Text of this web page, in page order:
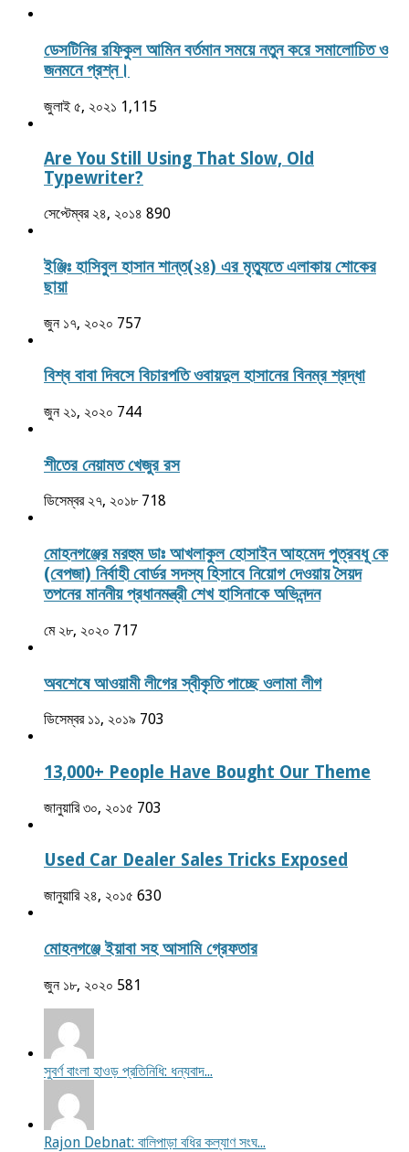
ডেসটিনির রফিকুল আমিন বর্তমান সময়ে নতুন করে সমালোচিত ও
জনমনে প্রশ্ন।
জুলাই ৫, ২০২১ 1,115
Are You Still Using That Slow, Old
Typewriter?
সেপ্টেম্বর ২৪, ২০১৪ 890
ইঞ্জিঃ হাসিবুল হাসান শান্ত(২৪) এর মৃত্যুতে এলাকায় শোকের
ছায়া
জুন ১৭, ২০২০ 757
বিশ্ব বাবা দিবসে বিচারপতি ওবায়দুল হাসানের বিনম্র শ্রদ্ধা
জুন ২১, ২০২০ 744
শীতের নেয়ামত খেজুর রস
ডিসেম্বর ২৭, ২০১৮ 718
মোহনগঞ্জের মরহুম ডাঃ আখলাকুল হোসাইন আহমেদ পুত্রবধূ কে
(বেপজা) নির্বাহী বোর্ডর সদস্য হিসাবে নিয়োগ দেওয়ায় সৈয়দ
তপনের মাননীয় প্রধানমন্ত্রী শেখ হাসিনাকে অভিনন্দন
মে ২৮, ২০২০ 717
অবশেষে আওয়ামী লীগের স্বীকৃতি পাচ্ছে ওলামা লীগ
ডিসেম্বর ১১, ২০১৯ 703
13,000+ People Have Bought Our Theme
জানুয়ারি ৩০, ২০১৫ 703
Used Car Dealer Sales Tricks Exposed
জানুয়ারি ২৪, ২০১৫ 630
মোহনগঞ্জে ইয়াবা সহ আসামি গ্রেফতার
জুন ১৮, ২০২০ 581
সুবর্ণ বাংলা হাওড় প্রতিনিধি: ধন্যবাদ...
Rajon Debnat: বালিপাড়া বধির কল্যাণ সংঘ...